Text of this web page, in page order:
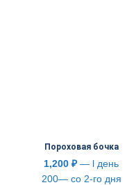
Пороховая бочка
1,200 ₽— l день
200— со 2-го дня